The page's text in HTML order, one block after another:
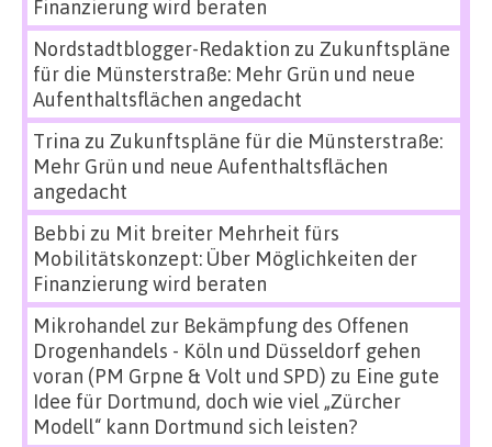
Finanzierung wird beraten
Nordstadtblogger-Redaktion zu Zukunftspläne
für die Münsterstraße: Mehr Grün und neue
Aufenthaltsflächen angedacht
Trina zu Zukunftspläne für die Münsterstraße:
Mehr Grün und neue Aufenthaltsflächen
angedacht
Bebbi zu Mit breiter Mehrheit fürs
Mobilitätskonzept: Über Möglichkeiten der
Finanzierung wird beraten
Mikrohandel zur Bekämpfung des Offenen
Drogenhandels - Köln und Düsseldorf gehen
voran (PM Grpne & Volt und SPD) zu Eine gute
Idee für Dortmund, doch wie viel „Zürcher
Modell“ kann Dortmund sich leisten?